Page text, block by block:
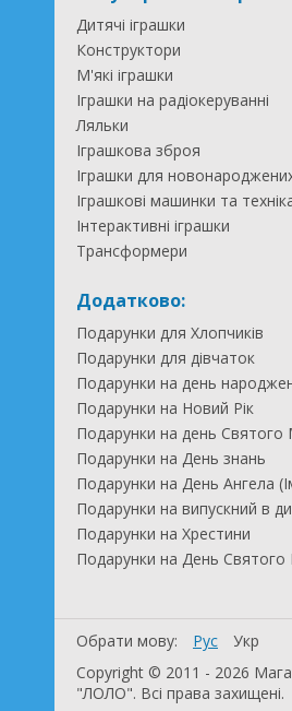
Дитячі іграшки
Конструктори
М'які іграшки
Іграшки на радіокеруванні
Ляльки
Іграшкова зброя
Іграшки для
Іграшкові машинки та
Інтерактивні іграшки
Трансформери
Додатково:
Подарунки для Хлопчиків
Подарунки для дівчаток
Подарунки на день
Подарунки на Новий Рік
Подарунки на день Святого
Подарунки на День знань
Подарунки на День Ангела
Подарунки на випускний в
Подарунки на Хрестини
Подарунки на День Святого
Обрати мову: Рус
Укр
Copyright © 2011 - 2026
"ЛОЛО". Всі права захищені.